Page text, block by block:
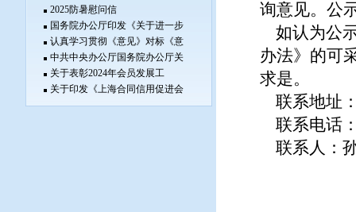
2025防暑慰问信
国务院办公厅印发《关于进一步
认真学习贯彻《意见》对标《意
中共中央办公厅国务院办公厅关
关于表彰2024年会员发展工
关于印发《上海合同信用促进会
询意见。公
如认为公
办法》的可
求是。
联系地址
联系电话
联系人：